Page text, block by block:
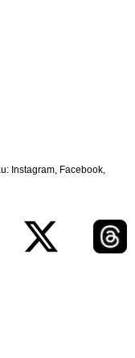
Instagram, Facebook,